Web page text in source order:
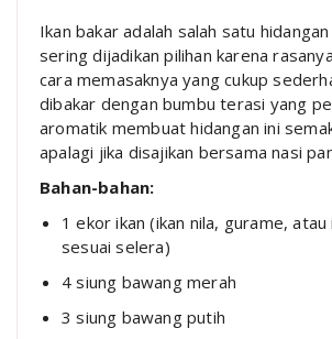
Ikan bakar adalah salah satu
sering dijadikan pilihan karena
cara memasaknya yang cukup
dibakar dengan bumbu terasi yang
aromatik membuat hidangan ini
apalagi jika disajikan bersama nasi
Bahan-bahan:
1 ekor ikan (ikan nila, gurame, atau
sesuai selera)
4 siung bawang merah
3 siung bawang putih